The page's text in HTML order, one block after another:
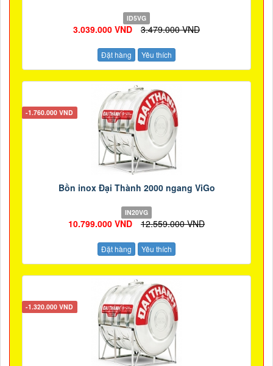
ID5VG
3.039.000 VND 3.479.000 VND
Đặt hàng Yêu thích
-1.760.000 VND
Bồn inox Đại Thành 2000 ngang ViGo
IN20VG
10.799.000 VND 12.559.000 VND
Đặt hàng Yêu thích
-1.320.000 VND